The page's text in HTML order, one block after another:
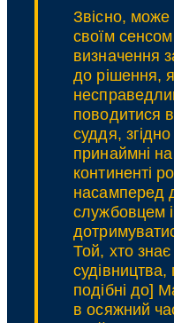
2014-
2022
(Окрема
думка
суддів
ВП
ВС)
Звісно,
своїм
визначення
до рішення,
поводитися
суддя,
принаймні
континенті
насамперед
службовцем
Той, хто знає
подібні до]
в осяжний